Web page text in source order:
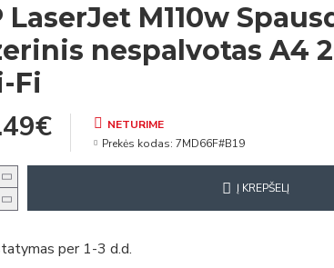
LaserJet M110w
nespalvotas A4
Fi
NETURIME
Prekės kodas: 7MD66F#B19
Į KREPŠELĮ
per 1-3 d.d.